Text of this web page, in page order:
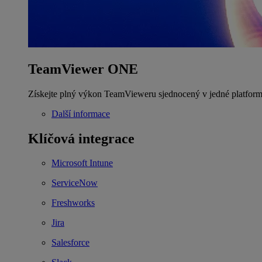
TeamViewer ONE
Získejte plný výkon TeamVieweru sjednocený v jedné
Další informace
Klíčová integrace
Microsoft Intune
ServiceNow
Freshworks
Jira
Salesforce